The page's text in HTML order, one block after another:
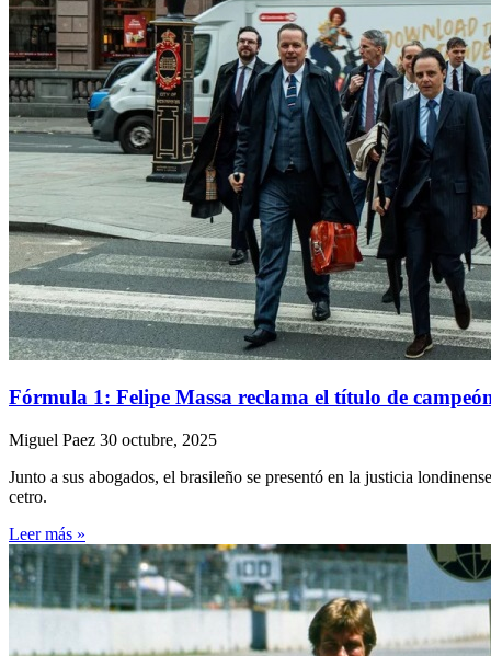
Fórmula 1: Felipe Massa reclama el título de
Miguel Paez 30 octubre, 2025
Junto a sus abogados, el brasileño se presentó en la justicia
cetro.
Leer más »